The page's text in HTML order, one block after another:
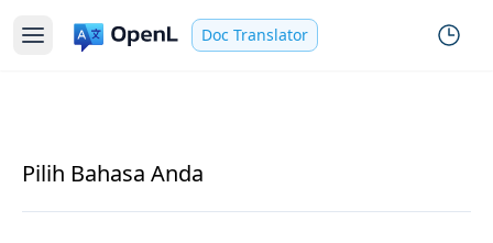
Doc Translator
Pilih Bahasa Anda